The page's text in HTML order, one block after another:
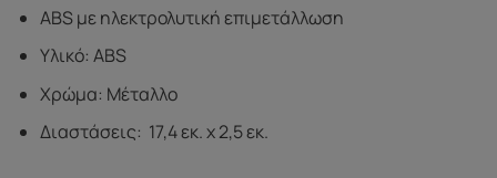
ABS με ηλεκτρολυτική επιμετάλλωση
Υλικό: ABS
Χρώμα: Μέταλλο
Διαστάσεις: 17,4 εκ. x 2,5 εκ.